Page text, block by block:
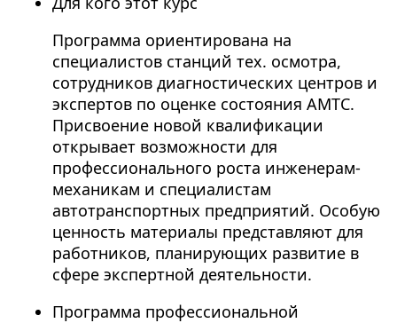
Программа ориентирована на
специалистов станций тех. осмотра,
сотрудников диагностических центров и
экспертов по оценке состояния АМТС.
Присвоение новой квалификации
открывает возможности для
профессионального роста инженерам-
механикам и специалистам
автотранспортных предприятий. Особую
ценность материалы представляют для
работников, планирующих развитие в
сфере экспертной деятельности.
Программа профессиональной